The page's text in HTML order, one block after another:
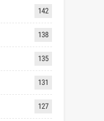
142
138
135
131
127